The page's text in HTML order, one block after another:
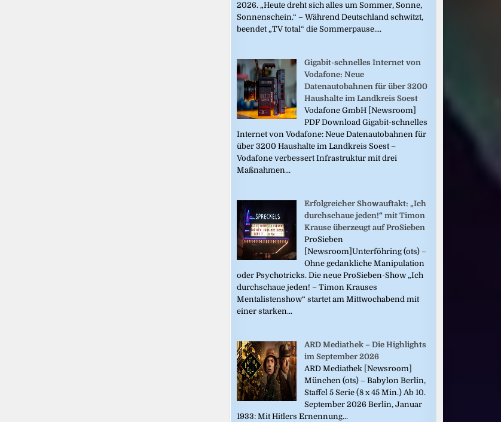
2026. „Heute dreht sich alles um Sommer, Sonne,
Sonnenschein.“ – Während Deutschland schwitzt,
beendet „TV total“ die Sommerpause....
Gigabit-schnelles Internet von
Vodafone: Neue
Datenautobahnen für über 3200
Haushalte im Landkreis Soest
Vodafone GmbH [Newsroom]
PDF Download Gigabit-schnelles
Internet von Vodafone: Neue Datenautobahnen für
über 3200 Haushalte im Landkreis Soest –
Vodafone verbessert Infrastruktur mit drei
Maßnahmen...
Erfolgreicher Showauftakt: „Ich
durchschaue jeden!“ mit Timon
Krause überzeugt auf ProSieben
ProSieben
[Newsroom]Unterföhring (ots) –
Ohne gedankliche Manipulation
oder Psychotricks. Die neue ProSieben-Show „Ich
durchschaue jeden! – Timon Krauses
Mentalistenshow“ startet am Mittwochabend mit
einer starken...
ARD Mediathek – Die Highlights
im September 2026
ARD Mediathek [Newsroom]
München (ots) – Babylon Berlin,
Staffel 5 Serie (8 x 45 Min.) Ab 10.
September 2026 Berlin, Januar
1933: Mit Hitlers Ernennung...